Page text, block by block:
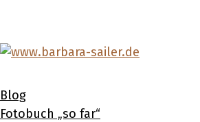
Blog
Fotobuch „so far“